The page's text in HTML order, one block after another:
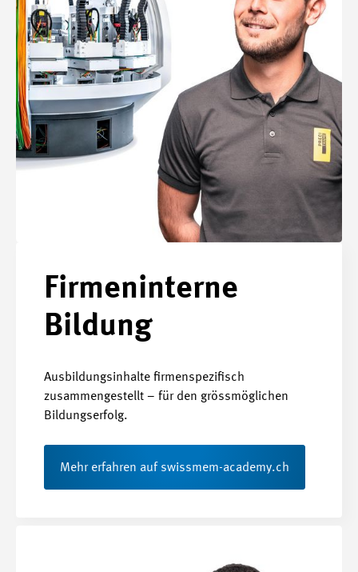
Firmeninterne
Bildung
Ausbildungsinhalte firmenspezifisch
zusammengestellt – für den grössmöglichen
Bildungserfolg.
Mehr erfahren auf swissmem-academy.ch